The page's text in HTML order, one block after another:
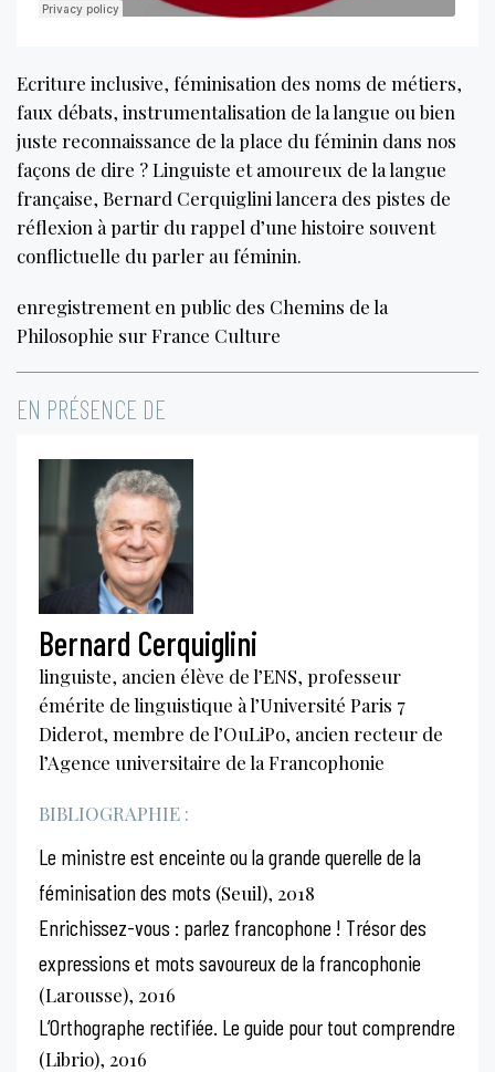
Ecriture inclusive, féminisation des noms de métiers,
faux débats, instrumentalisation de la langue ou bien
juste reconnaissance de la place du féminin dans nos
façons de dire ? Linguiste et amoureux de la langue
française, Bernard Cerquiglini lancera des pistes de
réflexion à partir du rappel d’une histoire souvent
conflictuelle du parler au féminin.
enregistrement en public des Chemins de la
Philosophie sur France Culture
EN PRÉSENCE DE
Bernard Cerquiglini
linguiste, ancien élève de l’ENS, professeur
émérite de linguistique à l’Université Paris 7
Diderot, membre de l’OuLiPo, ancien recteur de
l’Agence universitaire de la Francophonie
BIBLIOGRAPHIE :
Le ministre est enceinte ou la grande querelle de la
féminisation des mots (Seuil), 2018
Enrichissez-vous : parlez francophone ! Trésor des
expressions et mots savoureux de la francophonie
(Larousse), 2016
L’Orthographe rectifiée. Le guide pour tout comprendre
(Librio), 2016